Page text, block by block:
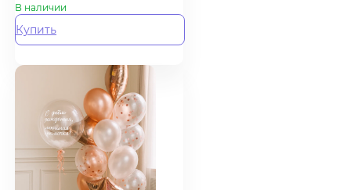
В наличии
Купить